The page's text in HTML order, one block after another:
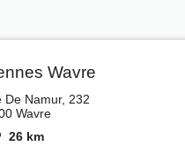
Wavre
De Namur, 232
Wavre
26 km